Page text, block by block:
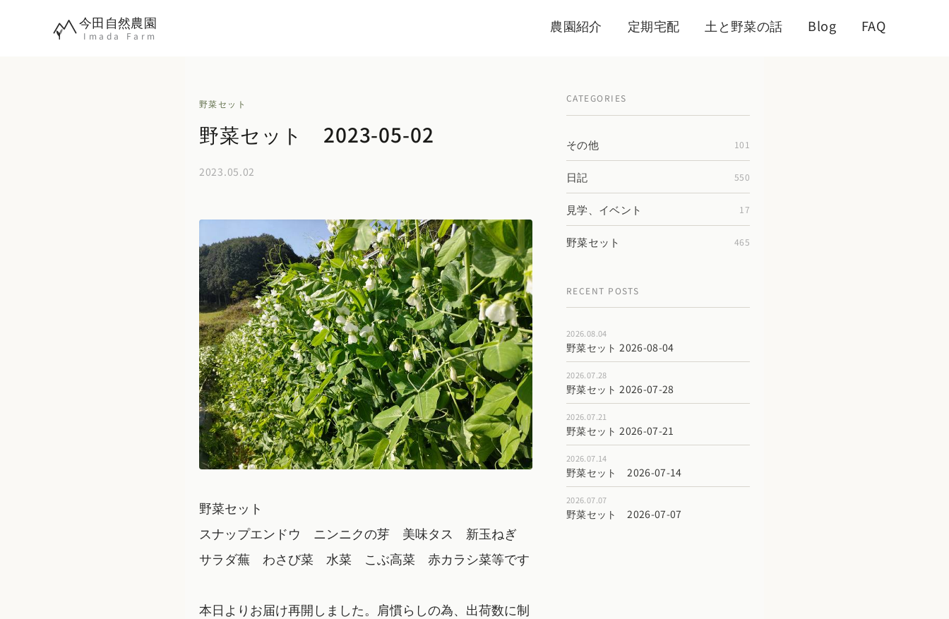
今田自然農園
Imada Farm
農園紹介 定期宅配 土と野菜の話 Blog FAQ
野菜セット
野菜セット 2023-05-02
2023.05.02
野菜セット
スナップエンドウ ニンニクの芽 美味タス 新玉ねぎ
サラダ蕪 わさび菜 水菜 こぶ高菜 赤カラシ菜等です
本日よりお届け再開しました。肩慣らしの為、出荷数に制
CATEGORIES
その他 101
日記 550
見学、イベント 17
野菜セット 465
RECENT POSTS
2026.08.04
野菜セット 2026-08-04
2026.07.28
野菜セット 2026-07-28
2026.07.21
野菜セット 2026-07-21
2026.07.14
野菜セット 2026-07-14
2026.07.07
野菜セット 2026-07-07